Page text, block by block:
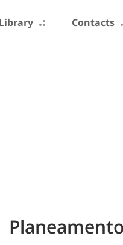
Library Contacts